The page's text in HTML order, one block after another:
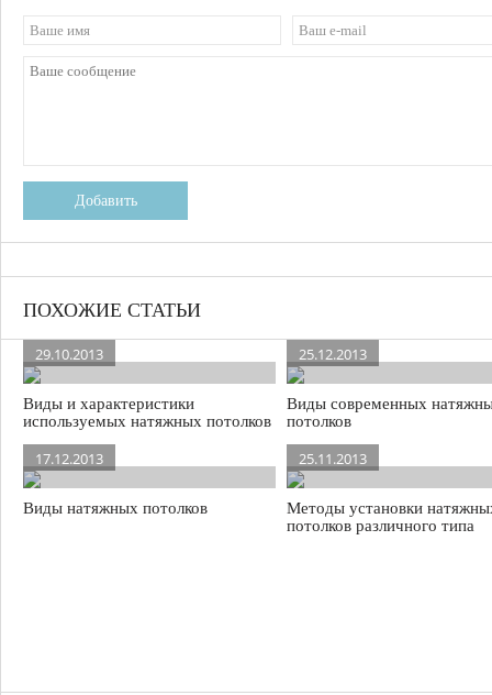
Добавить
ПОХОЖИЕ СТАТЬИ
29.10.2013
Виды и характеристики
используемых натяжных потолков
25.12.2013
Виды современных
потолков
17.12.2013
Виды натяжных потолков
25.11.2013
Методы установки
потолков различного типа